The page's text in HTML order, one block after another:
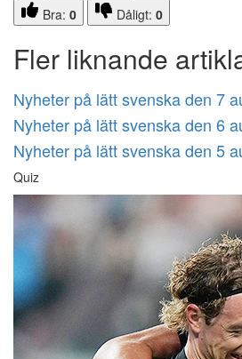
Bra: 0 Dåligt: 0
Fler liknande
Nyheter på lätt svenska den 7
Nyheter på lätt svenska den 6
Nyheter på lätt svenska den 5
Quiz